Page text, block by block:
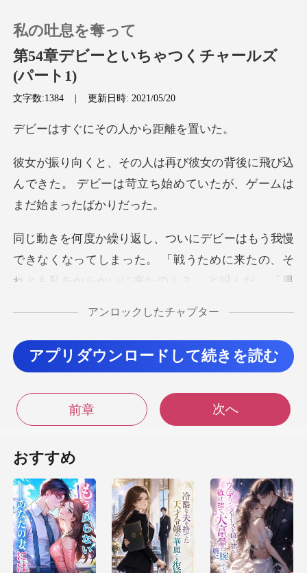
チャージ
閲覧履歴
検索
私の吐息を奪って
第54章デビーといちゃつくチャールズ
(パート1)
文字数:1384 |更新日時: 2021/05/20
にその人から
後に飛び込
んできた。 デビーは苛立ち始め
ってしまった。 「戦うために来たの、そ
れとも私をからかいに
に鳥肌が立っ
た。 「またチャールズ・
後ろから見覚えのある人物が目の前に現れた。
心の奥底で
、チャ
アンロックしたチャプター
アプリダウンロードして続きを読む
前章 次へ
おすすめ